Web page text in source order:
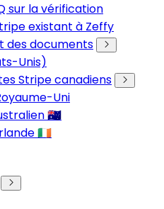
sur la vérification
existant à Zeffy
des documents
Unis)
Stripe canadiens
Uni
🇦🇺
🇮🇪